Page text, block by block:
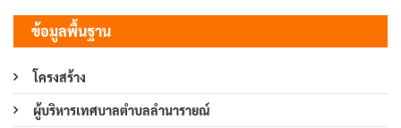
ข้อมูลพื้นฐาน
โครงสร้าง
ผู้บริหารเทศบาลตำบลลำนารายณ์